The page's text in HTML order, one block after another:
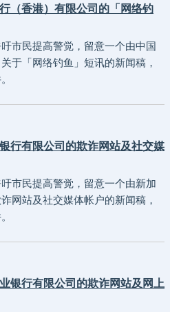
（香港）有限公司的「网络钓
市民提高警觉，留意一个由中国
于「网络钓鱼」短讯的新闻稿，
行有限公司的欺诈网站及社交媒
市民提高警觉，留意一个由新加
网站及社交媒体帐户的新闻稿，
银行有限公司的欺诈网站及网上